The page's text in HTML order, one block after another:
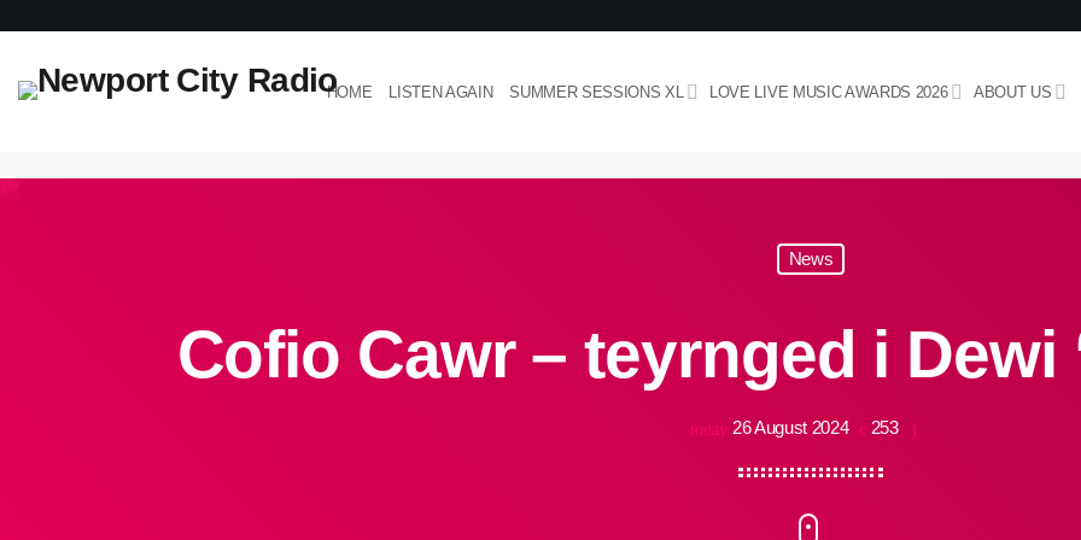
HOME LISTEN AGAIN SUMMER SESSIONS XL LOVE LIVE MUSIC AWARDS 2026 ABOUT US
News
Cofio Cawr – teyrnged i Dewi
today 26 August 2024 253